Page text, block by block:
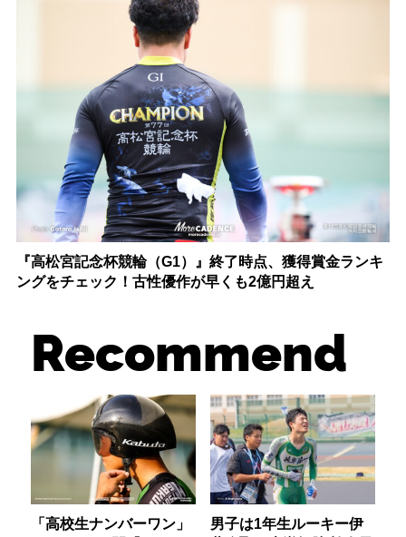
『高松宮記念杯競輪（G1）』終了時点、獲得賞金ランキ
ングをチェック！古性優作が早くも2億円超え
Recommend
「高校生ナンバーワン」
男子は1年生ルーキー伊